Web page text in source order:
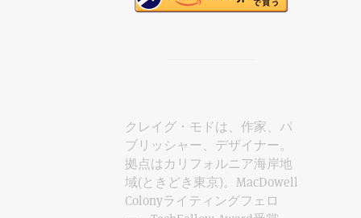
クレイグ・モドは、作家、パ
ブリッシャー、デザイナー。
拠点はカリフォルニア海岸地
域(ときどき東京)。MacDowell
Colonyライティングフェロ